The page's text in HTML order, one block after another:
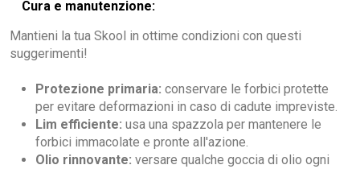
Cura e manutenzione:
Mantieni la tua Skool in ottime condizioni con questi
suggerimenti!
Protezione primaria: conservare le forbici protette
per evitare deformazioni in caso di cadute impreviste.
Lim efficiente: usa una spazzola per mantenere le
forbici immacolate e pronte all'azione.
Olio rinnovante: versare qualche goccia di olio ogni